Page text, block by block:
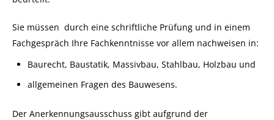
Sie müssen durch eine schriftliche Prüfung und in einem
Fachgespräch Ihre Fachkenntnisse vor allem nachweisen in:
Baurecht, Baustatik, Massivbau, Stahlbau, Holzbau und
allgemeinen Fragen des Bauwesens.
Der Anerkennungsausschuss gibt aufgrund der